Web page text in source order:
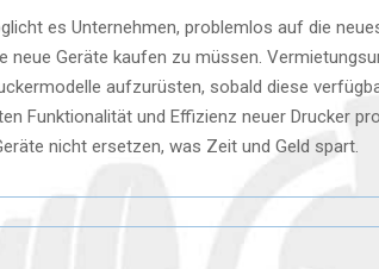
es Unternehmen, problemlos auf die
neue Geräte kaufen zu müssen.
aufzurüsten, sobald diese
Funktionalität und Effizienz neuer Drucker
nicht ersetzen, was Zeit und Geld spart.